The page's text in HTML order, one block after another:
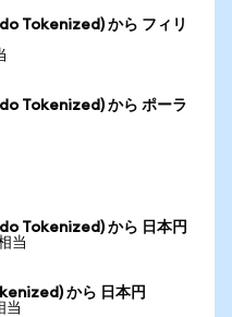
Tokenized) から フィリ
Tokenized) から ポーラ
Tokenized) から 日本円
当
から 日本円
当